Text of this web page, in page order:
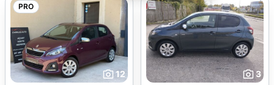
PRO
12 3